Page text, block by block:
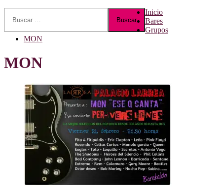
Inicio
Bares
Grupos
MON
MON